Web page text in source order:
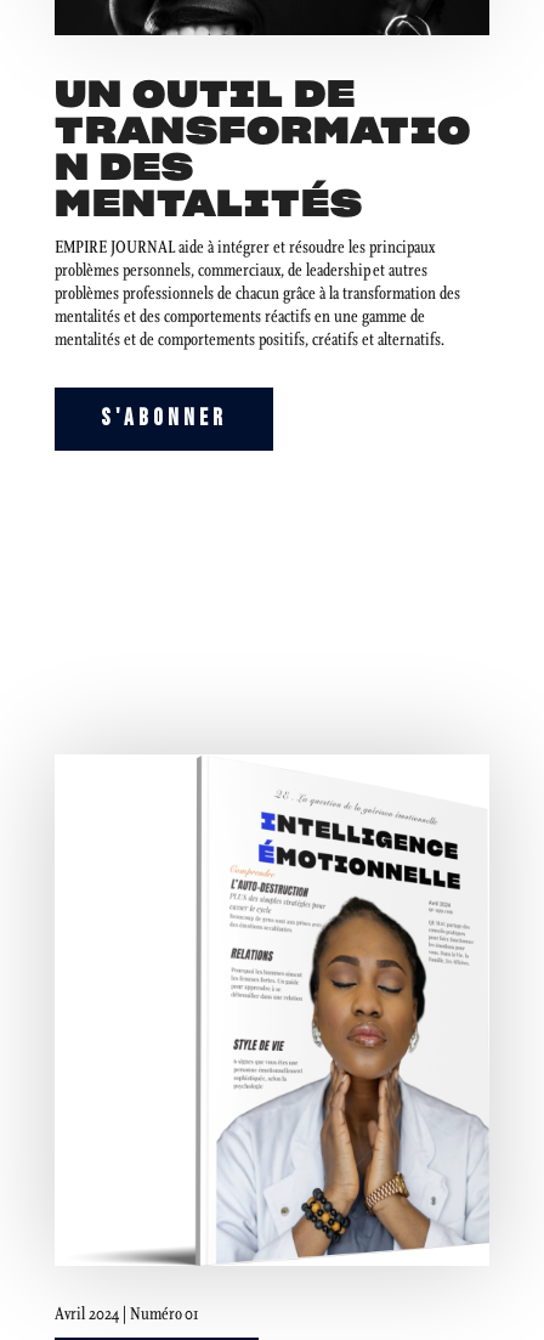
UN OUTIL DE
TRANSFORMATIO
N DES
MENTALITÉS
EMPIRE JOURNAL aide à intégrer et résoudre les principaux
problèmes personnels, commerciaux, de leadership et autres
problèmes professionnels de chacun grâce à la transformation des
mentalités et des comportements réactifs en une gamme de
mentalités et de comportements positifs, créatifs et alternatifs.
S'ABONNER
Avril 2024 | Numéro 01